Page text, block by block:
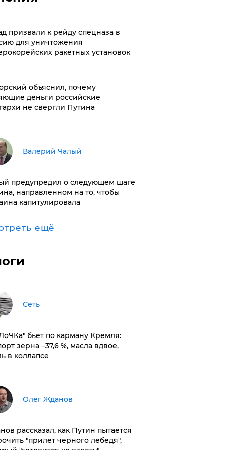
призвали к рейду спецназа в
для уничтожения
ракетных установок
объяснил, почему
деньги российские
не свергли Путина
Валерий Чалый
предупредил о следующем шаге
направленном на то, чтобы
капитулировала
ещё
Сеть
бьет по карману Кремля:
зерна −37,6 %, масла вдвое,
в коллапсе
Олег Жданов
рассказал, как Путин пытается
"прилет черного лебедя",